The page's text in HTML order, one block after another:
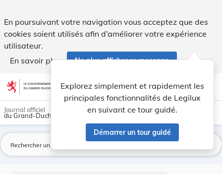
En poursuivant votre navigation vous acceptez que des
cookies soient utilisés afin d’améliorer votre expérience
utilisateur.
En savoir plus
Ne plus afficher ce message
Aller au contenu account_circle help Aide
Explorez simplement et rapidement les
principales fonctionnalités de Legilux
en suivant ce tour guidé.
Démarrer un tour guidé
light_mode dark_mode
Journal officiel
du Grand-Duché de Luxembourg